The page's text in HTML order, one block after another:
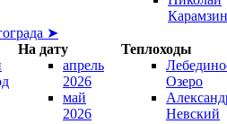
Карамзин
➤
На дату
Теплоходы
апрель
2026
май
2026
Озеро
Невский